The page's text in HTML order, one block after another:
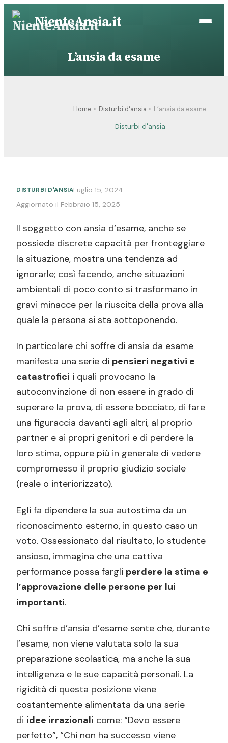
Vai
NienteAnsia.it
L’ansia da esame
Home Disturbi d'ansia
L’ansia da esame
Disturbi d'ansia
DISTURBI D'ANSIALuglio 15, 2024
Aggiornato il Febbraio 15, 2025
Il soggetto con ansia d’esame, anche se
possiede discrete capacità per fronteggiare
la situazione, mostra una tendenza ad
ignorarle; così facendo, anche situazioni
ambientali di poco conto si trasformano in
gravi minacce per la riuscita della prova alla
quale la persona si sta sottoponendo.
In particolare chi soffre di ansia da esame
manifesta una serie di pensieri negativi e
catastrofici i quali provocano la
autoconvinzione di non essere in grado di
superare la prova, di essere bocciato, di fare
una figuraccia davanti agli altri, al proprio
partner e ai propri genitori e di perdere la
loro stima, oppure più in generale di vedere
compromesso il proprio giudizio sociale
(reale o interiorizzato).
Egli fa dipendere la sua autostima da un
riconoscimento esterno, in questo caso un
voto. Ossessionato dal risultato, lo studente
ansioso, immagina che una cattiva
performance possa fargli perdere la stima e
l’approvazione delle persone per lui
importanti.
Chi soffre d’ansia d’esame sente che, durante
l’esame, non viene valutata solo la sua
preparazione scolastica, ma anche la sua
intelligenza e le sue capacità personali. La
rigidità di questa posizione viene
costantemente alimentata da una serie
di idee irrazionali come: “Devo essere
perfetto”, “Chi non ha successo viene